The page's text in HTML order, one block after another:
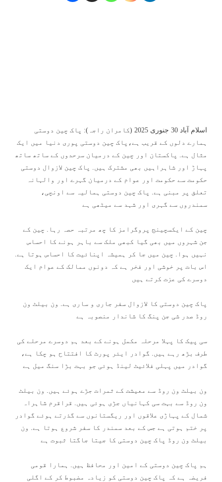
اسلام آباد 30 جنوری 2025 (کامران راجہ): پاک چین دوستی
ہمارے دلوں کے قریب ہے،پاک چین دوستی پوری دنیا میں ایک
مثال ہے. پاکستان اور چین کے درمیان سرحدوں کے ساتھ ساتھ
پہاڑ اور شاہراہیں بھی مشترک ہیں. پاک چین لازوال دوستی
حکومت سے حکومت اور عوام کے درمیان گہرے اور والہانہ
تعلق پر مبنی ہے. پاک چین دوستی ہمالیہ سے اونچی،
سمندروں سے گہری اور شہد سے میٹھی ہے
چین کے ایکسچینج پروگرامز کا چھ مرتبہ حصہ رہا. چین کے
جن شہروں میں بھی گیا کبھی ملک سے باہر ہونے کا احساس
نہیں ہوا. چین میں جا کر ہمیشہ اپنائیت کا احساس ہوتا ہے.
اس بات پر خوشی اور فخر ہے کہ دونوں ممالک کے عوام ایک
دوسرے کی عزت کرتے ہیں
پاک چین دوستی کا لازوال سفر جاری و ساری ہے. ون بیلٹ ون
روڈ صدر شی جن پنگ کا شاندار منصوبہ ہے
سی پیک کا پہلا مرحلہ مکمل ہونے کے بعد ہم دوسرے مرحلے کی
طرف بڑھ رہے ہیں. گوادر ایئر پورٹ کا افتتاح ہو چکا ہے،
گوادر میں پہلی فلائیٹ لینڈ ہوئی جو بہت بڑا سنگ میل ہے
ون بیلٹ ون روڈ سے معیشت کے ثمرات جڑے ہوئے ہیں. ون بیلٹ
ون روڈ سے بہت سی کہانیاں جڑی ہوئی ہیں. قراقرم شاہراہ
شمال کے پہاڑی علاقوں اور ریگستانوں سے گذرتے ہوئے گوادر
پر ختم ہوتی ہے جس کے بعد سمندر کا سفر شروع ہوتا ہے. ون
بیلٹ ون روڈ پاک چین دوستی کا جیتا جاگتا ثبوت ہے
ہم پاک چین دوستی کے امین اور محافظ ہیں. ہمارا قومی
فریضہ ہے کہ پاک چین دوستی کو زیادہ مضبوط کر کے اگلی